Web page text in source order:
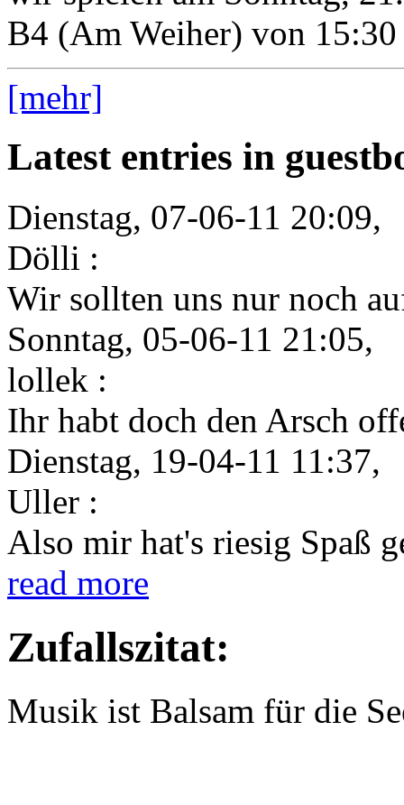
B4 (Am Weiher) von
[mehr]
Latest entries in
Dienstag, 07-06-11 20:09,
Dölli :
Wir sollten uns nur noch
Sonntag, 05-06-11 21:05,
lollek :
Ihr habt doch den Arsch
Dienstag, 19-04-11 11:37,
Uller :
Also mir hat's riesig Spaß
read more
Zufallszitat:
Musik ist Balsam für die